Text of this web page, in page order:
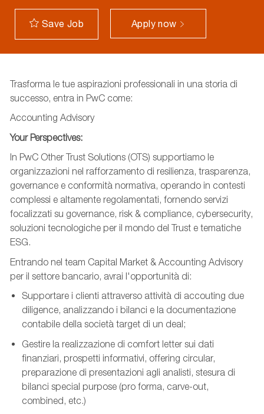
Save Job Apply now
Trasforma le tue aspirazioni professionali in una storia di
successo, entra in PwC come:
Accounting Advisory
Your Perspectives:
In PwC Other Trust Solutions (OTS) supportiamo le
organizzazioni nel rafforzamento di resilienza, trasparenza,
governance e conformità normativa, operando in contesti
complessi e altamente regolamentati, fornendo servizi
focalizzati su governance, risk & compliance, cybersecurity,
soluzioni tecnologiche per il mondo del Trust e tematiche
ESG.
Entrando nel team Capital Market & Accounting Advisory
per il settore bancario, avrai l'opportunità di:
Supportare i clienti attraverso attività di accouting due
diligence, analizzando i bilanci e la documentazione
contabile della società target di un deal;
Gestire la realizzazione di comfort letter sui dati
finanziari, prospetti informativi, offering circular,
preparazione di presentazioni agli analisti, stesura di
bilanci special purpose (pro forma, carve-out,
combined, etc.)